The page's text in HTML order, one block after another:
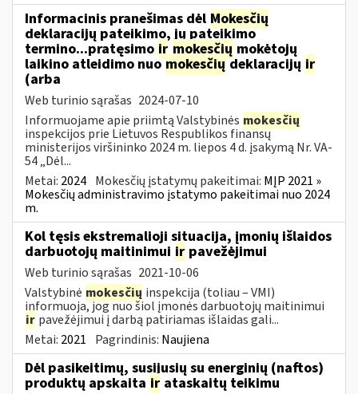
Informacinis pranešimas dėl Mokesčių
deklaracijų pateikimo, jų pateikimo
termino...pratęsimo ir mokesčių mokėtojų
laikino atleidimo nuomokesčiųdeklaracijų ir
(arba
Web turinio sąrašas 2024-07-10
Informuojame apie priimtą Valstybinės mokesčių
inspekcijos prie Lietuvos Respublikos finansų
ministerijos viršininko 2024 m. liepos 4 d. įsakymą Nr. VA-
54 „Dėl...
Metai: 2024 Mokesčių įstatymų pakeitimai: MĮP 2021 »
Mokesčių administravimo įstatymo pakeitimai nuo 2024
m.
Kol tęsis ekstremalioji situacija, įmonių išlaidos
darbuotojų maitinimui ir pavežėjimui
Web turinio sąrašas 2021-10-06
Valstybinė mokesčių inspekcija (toliau – VMI)
informuoja, jog nuo šiol įmonės darbuotojų maitinimui
ir pavežėjimui į darbą patiriamas išlaidas gali...
Metai: 2021 Pagrindinis: Naujiena
Dėl pasikeitimų, susijusių su energinių (naftos)
produktų apskaita ir ataskaitų teikimu